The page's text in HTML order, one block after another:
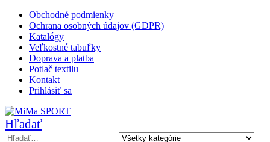
Obchodné podmienky
Ochrana osobných údajov (GDPR)
Katalógy
Veľkostné tabuľky
Doprava a platba
Potlač textilu
Kontakt
Prihlásiť sa
Hľadať